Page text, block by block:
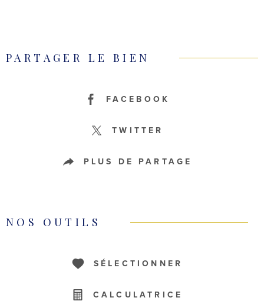
PARTAGER LE BIEN
FACEBOOK
TWITTER
PLUS DE PARTAGE
NOS OUTILS
SÉLECTIONNER
CALCULATRICE